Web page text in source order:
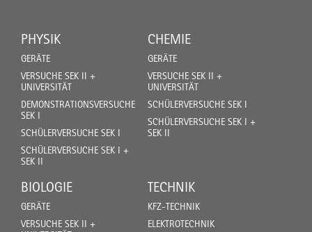
PHYSIK
GERÄTE
VERSUCHE SEK II +
UNIVERSITÄT
DEMONSTRATIONSVERSUCHE
SEK I
SCHÜLERVERSUCHE SEK I
SCHÜLERVERSUCHE SEK I +
SEK II
CHEMIE
GERÄTE
VERSUCHE SEK II +
UNIVERSITÄT
SCHÜLERVERSUCHE SEK I
SCHÜLERVERSUCHE SEK I +
SEK II
BIOLOGIE
GERÄTE
VERSUCHE SEK II +
TECHNIK
KFZ-TECHNIK
ELEKTROTECHNIK